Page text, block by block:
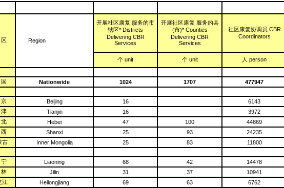
Region
开展社区康复 服务的市
辖区* Districts
Delivering CBR
Services
开展社区康复 服务的县
(市)* Counties
Delivering CBR
Services
社区康复协调员 CBR
Coordinators
个 unit 个 unit 人 person
Nationwide 1024 1707 477947
Beijing 16
6143
Tianjin 16
3972
Hebei 47 100
44869
Shanxi 25 93
24235
古
Inner Mongolia 25 83 11800
Liaoning 68 42
14478
Jilin 31 37
10941
江
Heilongjiang 69 63 6762